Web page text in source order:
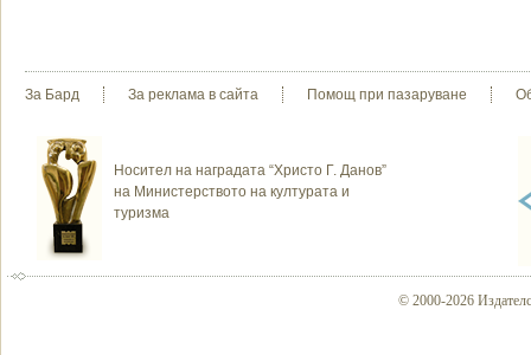
За Бард За реклама в сайта Помощ при пазаруване
Носител на наградата “Христо Г. Данов”
на Министерството на културата и
туризма
© 2000-2026